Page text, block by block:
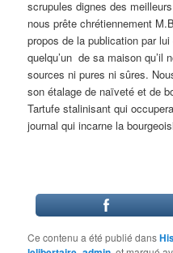
scrupules dignes des
nous prête chrétiennement
propos de la publication par
quelqu’un de sa maison qu’il
sources ni pures ni sûres.
son étalage de naïveté et de
Tartufe stalinisant qui
journal qui incarne la
Ce contenu a été publié dans